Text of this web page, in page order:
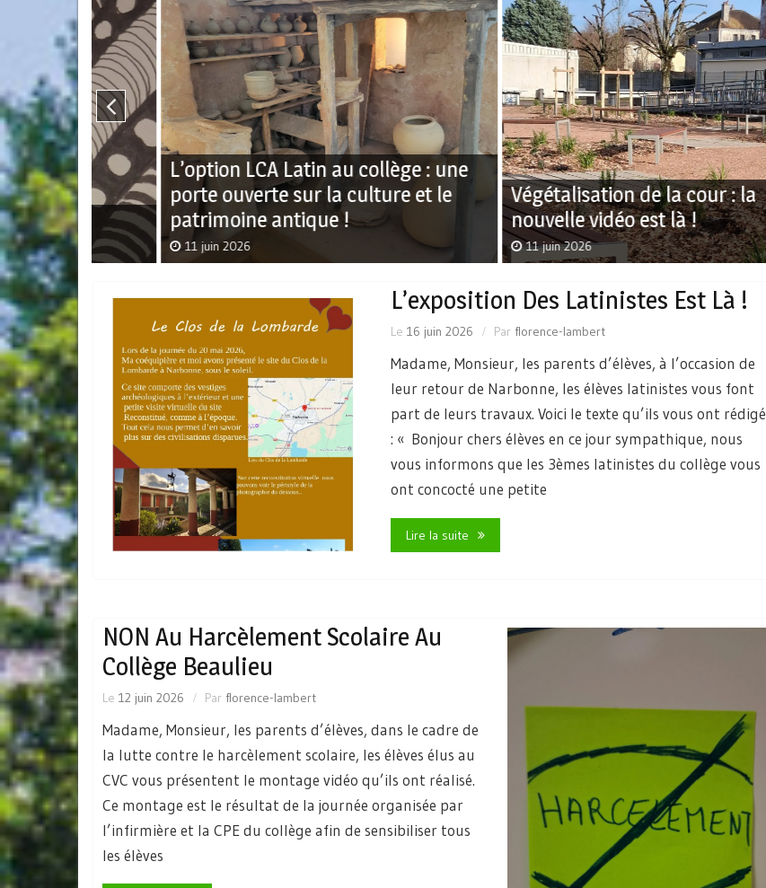
L’option LCA Latin au collège : une
porte ouverte sur la culture et le
patrimoine antique !
11 juin 2026
Végétalisation de la cour : la
nouvelle vidéo est là !
11 juin 2026
L’exposition Des Latinistes Est Là !
Le 16 juin 2026 Par florence-lambert
Madame, Monsieur, les parents d’élèves, à l’occasion de
leur retour de Narbonne, les élèves latinistes vous font
part de leurs travaux. Voici le texte qu’ils vous ont rédigé
: « Bonjour chers élèves en ce jour sympathique, nous
vous informons que les 3èmes latinistes du collège vous
ont concocté une petite
Lire la suite
NON Au Harcèlement Scolaire Au
Collège Beaulieu
Le 12 juin 2026 Par florence-lambert
Madame, Monsieur, les parents d’élèves, dans le cadre de
la lutte contre le harcèlement scolaire, les élèves élus au
CVC vous présentent le montage vidéo qu’ils ont réalisé.
Ce montage est le résultat de la journée organisée par
l’infirmière et la CPE du collège afin de sensibiliser tous
les élèves